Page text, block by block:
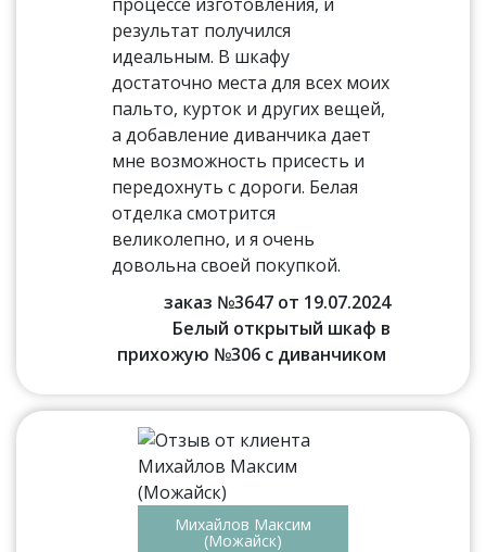
результат получился
идеальным. В шкафу
достаточно места для всех моих
пальто, курток и других вещей,
а добавление диванчика дает
мне возможность присесть и
передохнуть с дороги. Белая
отделка смотрится
великолепно, и я очень
довольна своей покупкой.
заказ №3647 от 19.07.2024
Белый открытый шкаф в
прихожую №306 с диванчиком
Михайлов Максим
(Можайск)